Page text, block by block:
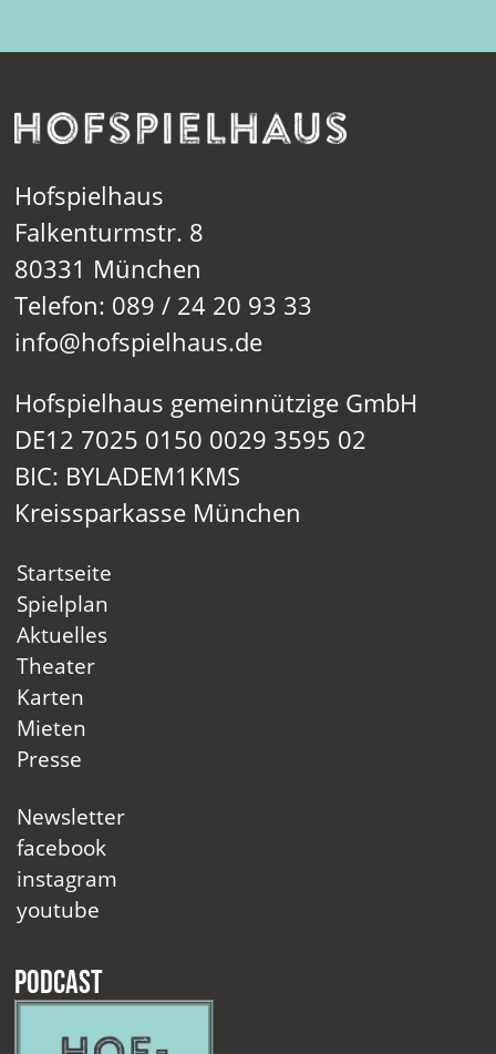
Hofspielhaus
Falkenturmstr. 8
80331 München
Telefon: 089 / 24 20 93 33
info@hofspielhaus.de
Hofspielhaus gemeinnützige GmbH
DE12 7025 0150 0029 3595 02
BIC: BYLADEM1KMS
Kreissparkasse München
Startseite
Spielplan
Aktuelles
Theater
Karten
Mieten
Presse
Newsletter
facebook
instagram
youtube
Podcast